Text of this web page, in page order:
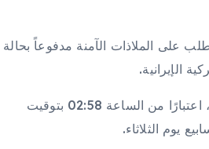
على الملاذات الآمنة مدفوعاً بحالة
الإيرانية.
وارتفع سعر الذهب الفوري بنسبة 0.3 في المائة إلى 5183.85 دولار للأونصة، اعتبارًا من الساعة 02:58 بتوقيت
يوم الثلاثاء.